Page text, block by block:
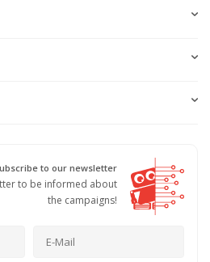
to our newsletter
to be informed about
the campaigns!